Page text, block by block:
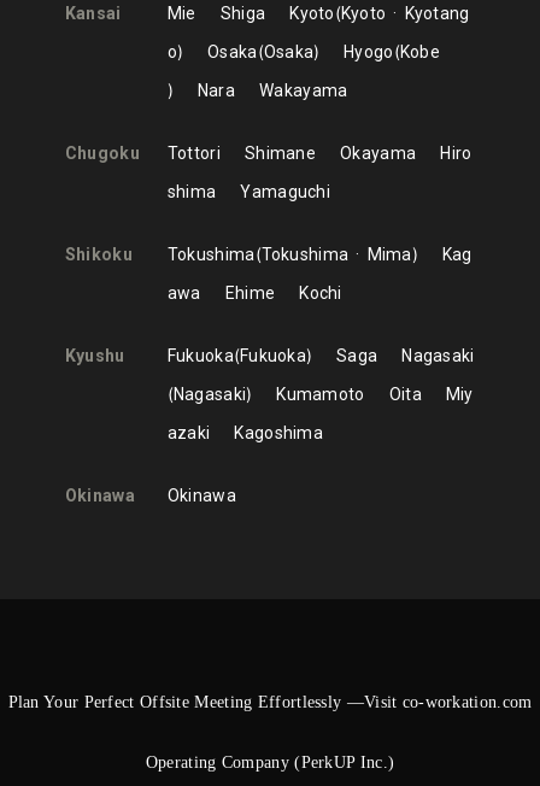
Kansai Mie Shiga Kyoto Kyoto
Kyotang
o
Osaka Osaka Hyogo Kobe
Nara
Wakayama
Chugoku Tottori Shimane Okayama
Hiro
shima
Yamaguchi
Shikoku Tokushima Tokushima Mima
Kag
awa
Ehime Kochi
Kyushu Fukuoka Fukuoka Saga
Nagasaki
Nagasaki
Kumamoto Oita
Miy
azaki
Kagoshima
Okinawa Okinawa
Plan Your Perfect Offsite Meeting Effortlessly —Visit co-workation.com
Operating Company (PerkUP Inc.)